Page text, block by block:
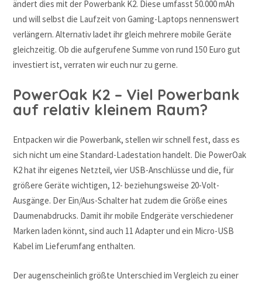
ändert dies mit der Powerbank K2. Diese umfasst 50.000 mAh
und will selbst die Laufzeit von Gaming-Laptops nennenswert
verlängern. Alternativ ladet ihr gleich mehrere mobile Geräte
gleichzeitig. Ob die aufgerufene Summe von rund 150 Euro gut
investiert ist, verraten wir euch nur zu gerne.
PowerOak K2 – Viel Powerbank
auf relativ kleinem Raum?
Entpacken wir die Powerbank, stellen wir schnell fest, dass es
sich nicht um eine Standard-Ladestation handelt. Die PowerOak
K2 hat ihr eigenes Netzteil, vier USB-Anschlüsse und die, für
größere Geräte wichtigen, 12- beziehungsweise 20-Volt-
Ausgänge. Der Ein/Aus-Schalter hat zudem die Größe eines
Daumenabdrucks. Damit ihr mobile Endgeräte verschiedener
Marken laden könnt, sind auch 11 Adapter und ein Micro-USB
Kabel im Lieferumfang enthalten.
Der augenscheinlich größte Unterschied im Vergleich zu einer